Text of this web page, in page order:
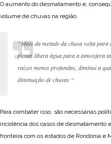
O aumento do desmatamento e,
volume de chuvas na região.
“Mais da metade da chuva volta
planta libera água para a atmosfera
raízes menos profundas, diminui a
diminuição de chuvas “
Para combater isso, são necessárias
incidência dos casos de desmatamento
fronteira com os estados de Rondônia e